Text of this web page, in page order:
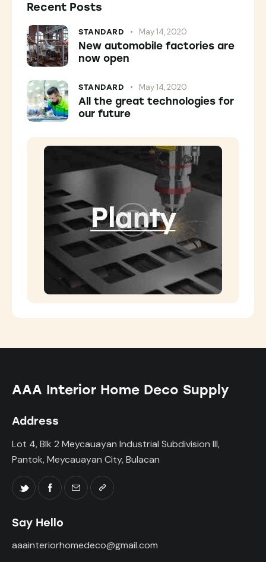
Recent Posts
STANDARD May 14, 2020
New automobile factories are
now open
STANDARD May 14, 2020
All the great technologies for
our future
AAA Interior Home Deco Supply
Address
Lot 4, Blk 2 Meycauayan Industrial Subdivision III,
Pantok, Meycauayan City, Bulacan
Say Hello
aaainteriorhomedeco@gmail.com